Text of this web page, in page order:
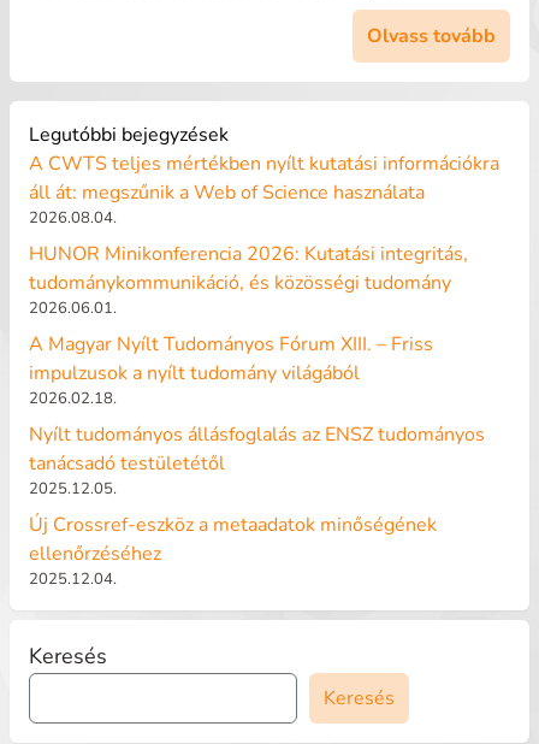
Olvass tovább
Legutóbbi bejegyzések
A CWTS teljes mértékben nyílt kutatási információkra
áll át: megszűnik a Web of Science használata
2026.08.04.
HUNOR Minikonferencia 2026: Kutatási integritás,
tudománykommunikáció, és közösségi tudomány
2026.06.01.
A Magyar Nyílt Tudományos Fórum XIII. – Friss
impulzusok a nyílt tudomány világából
2026.02.18.
Nyílt tudományos állásfoglalás az ENSZ tudományos
tanácsadó testületétől
2025.12.05.
Új Crossref-eszköz a metaadatok minőségének
ellenőrzéséhez
2025.12.04.
Keresés
Keresés